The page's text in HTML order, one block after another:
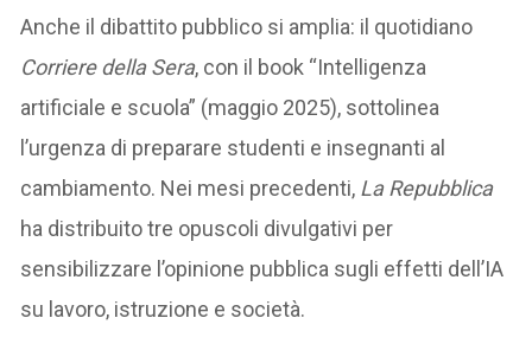
Anche il dibattito pubblico si amplia: il quotidiano
Corriere della Sera, con il book “Intelligenza
artificiale e scuola” (maggio 2025), sottolinea
l’urgenza di preparare studenti e insegnanti al
cambiamento. Nei mesi precedenti, La Repubblica
ha distribuito tre opuscoli divulgativi per
sensibilizzare l’opinione pubblica sugli effetti dell’IA
su lavoro, istruzione e società.